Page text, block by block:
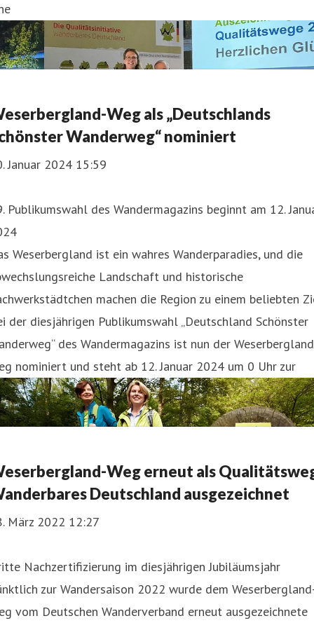
Weg als „Deutschlands
Wanderweg“ nominiert
Januar 2024 15:59
Publikumswahl des Wandermagazins beginnt am 12.
Weserbergland ist ein wahres Wanderparadies, und die
Landschaft und historische
machen die Region zu einem beliebten
der diesjährigen Publikumswahl „Deutschland Schönster
des Wandermagazins ist nun der
nominiert und steht ab 12. Januar 2024 um 0 Uhr zur
Weg erneut als
Deutschland ausgezeichnet
März 2022 12:27
Nachzertifizierung im diesjährigen Jubiläumsjahr
zur Wandersaison 2022 wurde dem
vom Deutschen Wanderverband erneut ausgezeichnete